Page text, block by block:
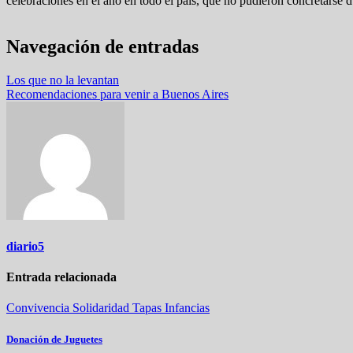
Navegación de entradas
Los que no la levantan
Recomendaciones para venir a Buenos Aires
diario5
Entrada relacionada
Convivencia Solidaridad Tapas Infancias
Donación de Juguetes